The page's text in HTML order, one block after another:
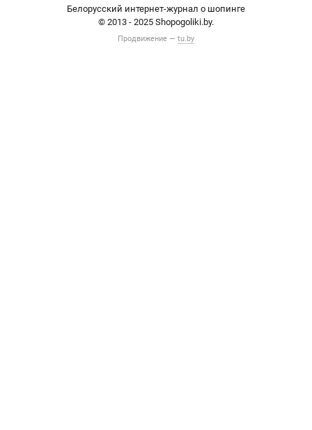
Белорусский интернет-журнал о шопинге
© 2013 - 2025 Shopogoliki.by.
Продвижение — tu.by